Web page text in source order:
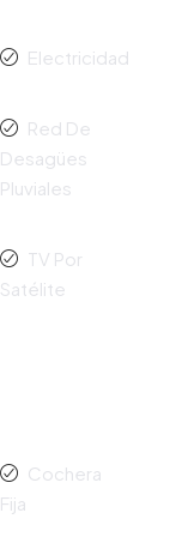
Electricidad
Red De
Desagües
Pluviales
TV Por
Satélite
Cochera
Fija